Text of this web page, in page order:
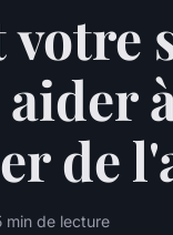
votre
à
de
de lecture